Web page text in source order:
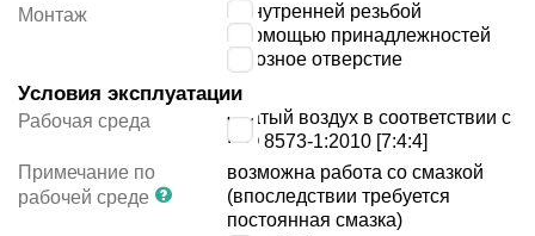
Монтаж
с внутренней резьбой
с помощью принадлежностей
сквозное отверстие
Условия эксплуатации
Рабочая среда
сжатый воздух в соответствии с
ISO 8573-1:2010 [7:4:4]
Примечание по
рабочей среде
возможна работа со смазкой
(впоследствии требуется
постоянная смазка)